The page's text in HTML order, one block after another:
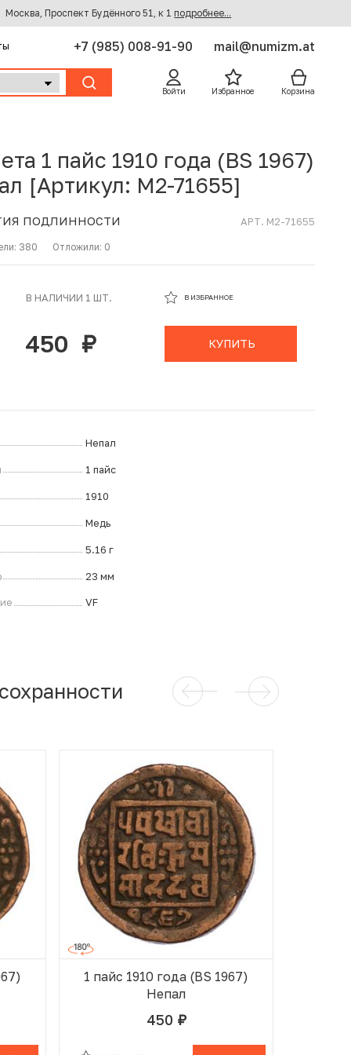
Москва, Проспект Будённого 51, к 1 подробнее...
+7 (985) 008-91-90 mail@numizm.at
Войти Избранное Корзина
1 пайс 1910 года (BS 1967)
[Артикул: M2-71655]
ПОДЛИННОСТИ АРТ. M2-71655
380 Отложили: 0
В НАЛИЧИИ 1 ШТ.
450 руб.
В ИЗБРАННОЕ
КУПИТЬ
Непал
1 пайс
1910
Медь
5.16 г
23 мм
VF
1 пайс 1910 года (BS 1967)
Непал
450 руб.